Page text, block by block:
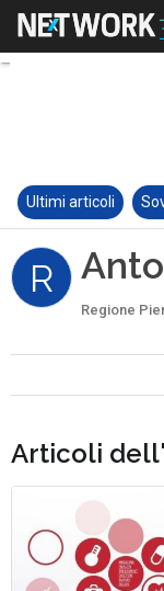
Ultimi articoli
R
Regione
Articoli